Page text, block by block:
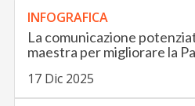
INFOGRAFICA
La comunicazione
maestra per migliorare la
17 Dic 2025